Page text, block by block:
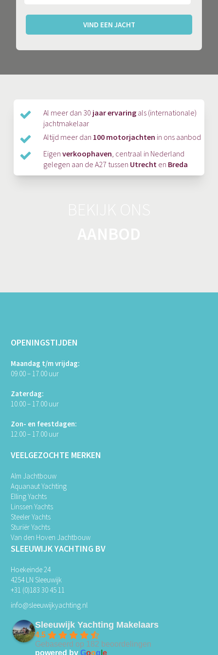
VIND EEN JACHT
Al meer dan 30 jaar ervaring als (internationale)
jachtmakelaar
Altijd meer dan 100 motorjachten in ons aanbod
Eigenverkoophaven, centraal in Nederland
gelegen aan de A27 tussen Utrecht en Breda
OPENINGSTIJDEN
Maandag t/m vrijdag:
09.00 – 17.00 uur
Zaterdag:
10.00 – 17.00 uur
Zon- en feestdagen:
12.00 – 17.00 uur
VEELGEZOCHTE MERKEN
Alm Jachtbouw
Aquanaut Yachting
Elling Yachts
Linssen Yachts
Steeler Yachts
Sturiër Yachts
Van den Hoven Jachtbouw
SLEEUWIJK YACHTING BV
Hoekeinde 24
4254 LN Sleeuwijk
+31 (0)183 30 45 11
info@sleeuwijkyachting.nl
Sleeuwijk Yachting Makelaars
4.5
Gebaseerd op 182 beoordelingen
powered byGoog le